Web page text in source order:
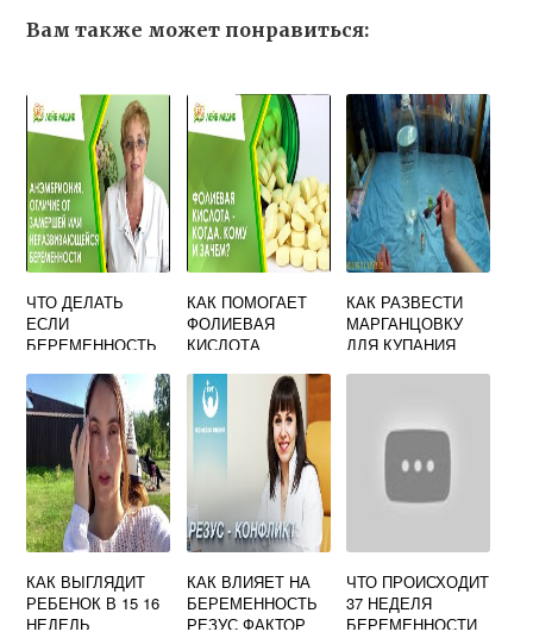
Вам также может понравиться:
ЧТО ДЕЛАТЬ
ЕСЛИ
БЕРЕМЕННОСТЬ
РАННИХ СРОКАХ
КАК ПОМОГАЕТ
ФОЛИЕВАЯ
КИСЛОТА
ОТЗЫВЫ
КАК РАЗВЕСТИ
МАРГАНЦОВКУ
ДЛЯ КУПАНИЯ
ДОБАВЛЯТЬ
КАК ВЫГЛЯДИТ
РЕБЕНОК В 15 16
НЕДЕЛЬ
КАК ВЛИЯЕТ НА
БЕРЕМЕННОСТЬ
РЕЗУС ФАКТОР
ЧТО ПРОИСХОДИТ
37 НЕДЕЛЯ
БЕРЕМЕННОСТИ